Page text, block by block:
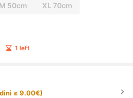
M 50cm XL 70cm
1 left
≥ 9.00€)